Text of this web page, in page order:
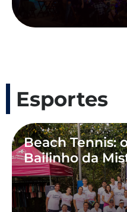
Esportes
Beach Tennis:
Bailinho da